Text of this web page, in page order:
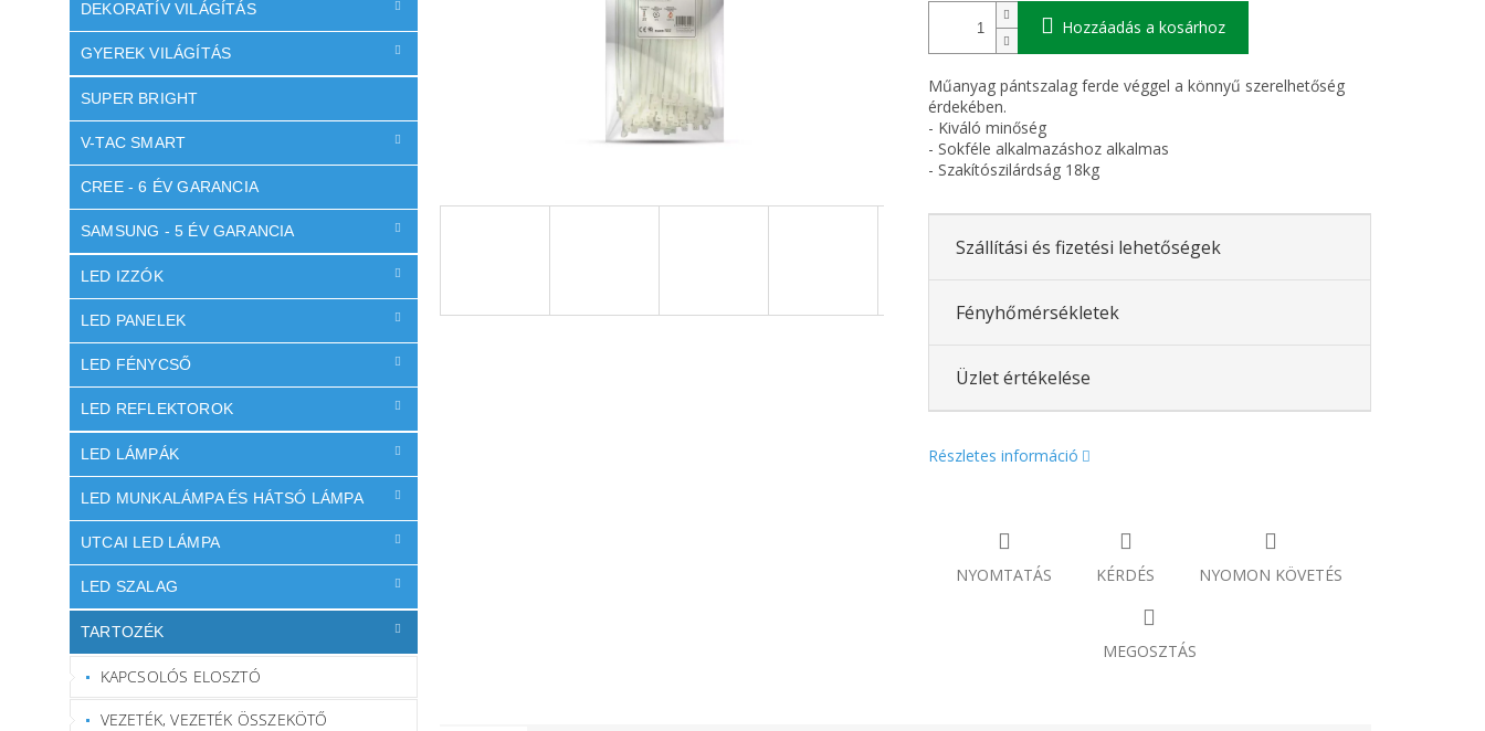
DEKORATÍV VILÁGÍTÁS
GYEREK VILÁGÍTÁS
SUPER BRIGHT
V-TAC SMART
CREE - 6 ÉV GARANCIA
SAMSUNG - 5 ÉV GARANCIA
LED IZZÓK
LED PANELEK
LED FÉNYCSŐ
LED REFLEKTOROK
LED LÁMPÁK
LED MUNKALÁMPA ÉS HÁTSÓ LÁMPA
UTCAI LED LÁMPA
LED SZALAG
TARTOZÉK
KAPCSOLÓS ELOSZTÓ
VEZETÉK, VEZETÉK ÖSSZEKÖTŐ
Hozzáadás a kosárhoz
Műanyag pántszalag ferde véggel a könnyű szerelhetőség
érdekében.
- Kiváló minőség
- Sokféle alkalmazáshoz alkalmas
- Szakítószilárdság 18kg
Szállítási és fizetési lehetőségek
Fényhőmérsékletek
Üzlet értékelése
Részletes információ
NYOMTATÁS KÉRDÉS NYOMON KÖVETÉS
MEGOSZTÁS